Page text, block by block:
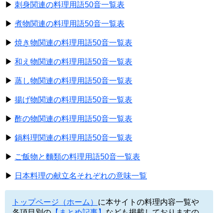
▶ 刺身関連の料理用語50音一覧表
▶ 煮物関連の料理用語50音一覧表
▶ 焼き物関連の料理用語50音一覧表
▶ 和え物関連の料理用語50音一覧表
▶ 蒸し物関連の料理用語50音一覧表
▶ 揚げ物関連の料理用語50音一覧表
▶ 酢の物関連の料理用語50音一覧表
▶ 鍋料理関連の料理用語50音一覧表
▶ ご飯物と麵類の料理用語50音一覧表
▶ 日本料理の献立名それぞれの意味一覧
トップページ（ホーム） に本サイトの料理内容一覧や